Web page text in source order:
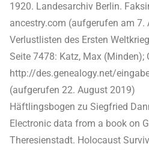
1920. Landesarchiv Berlin.
ancestry.com (aufgerufen am 7.
Verlustlisten des Ersten
Seite 7478: Katz, Max (Minden);
http://des.genealogy.net/
(aufgerufen 22. August 2019)
Häftlingsbogen zu Siegfried
Electronic data from a book on
Theresienstadt. Holocaust